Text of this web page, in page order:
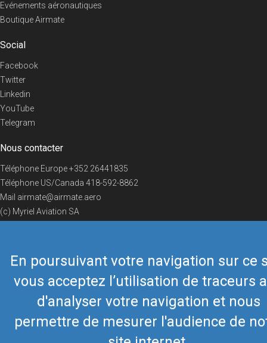
En poursuivant votre navigation sur ce
vous acceptez l’utilisation de traceurs
d'analyser votre navigation et nous
permettre de mesurer l'audience de
Evénements aéronautiques
Boutique Airmate
Social
Facebook
Twitter
Linkedin
YouTube
Telegram
Nous contacter
Téléphone Europe+352 26441835
Téléphone US/Canada 418-592-8862
Mail airmate@airmate.aero
(c) Myriel Aviation SA
© 2019 Airmate -Conditions d'utilisation- Vie privée Back to top